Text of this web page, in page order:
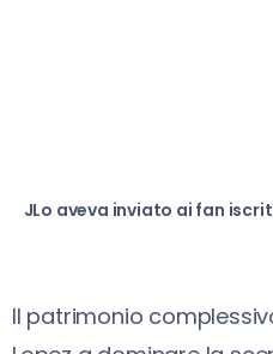
JLo aveva inviato ai fan
Il patrimonio